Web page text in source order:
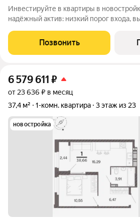
Инвестируйте в квартиры в
надёжный актив: низкий порог входа,
Жилой квартал «Бережно» это проект класса Бизнес,
созданный с уважением к городу и
Позвонить
6 579 611 ₽
от 23 636 ₽ в месяц
37,4 м²
1-комн. квартира 3 этаж из 23
новостройка